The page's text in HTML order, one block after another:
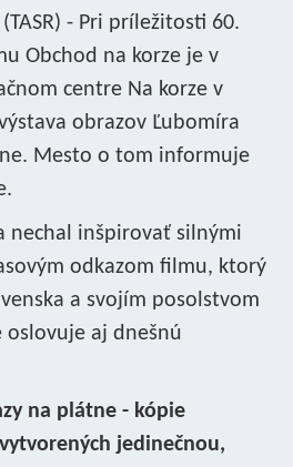
- Pri príležitosti 60.
Obchod na korze je v
centre Na korze v
obrazov Ľubomíra
Mesto o tom informuje
nechal inšpirovať silnými
odkazom filmu, ktorý
a svojím posolstvom
oslovuje aj dnešnú
na plátne - kópie
jedinečnou,